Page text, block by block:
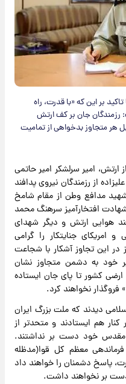
بر این که «با قدرت، راه
رزمندگان جان بر کف ارتش
هر متجاوز بدخواهی از تمامیت
ارتش، امیر سرلشکر امیر حاتمی
از رزمندگان نیروی پدافند
مدافع وطن از مقام شامخ
افتخارآمیز سرهنگ محمد
هوایی ارتش و دیگر شهدای
امریکای جنایتکار را گرامی
این تجاوز آشکار با شجاعت
خود به دشمن متجاوز نشان
کشور تا پای جان ایستاده
نخواهند کرد.
دیدند که ملت بزرگ ایران
هم ایستادند و متحدتر از
مقدس خود دست بر نداشتند.
فرماندهی معظم کل قوا(مدظله
پاسخ دشمنان را خواهند داد
دست بر نخواهند داشت.